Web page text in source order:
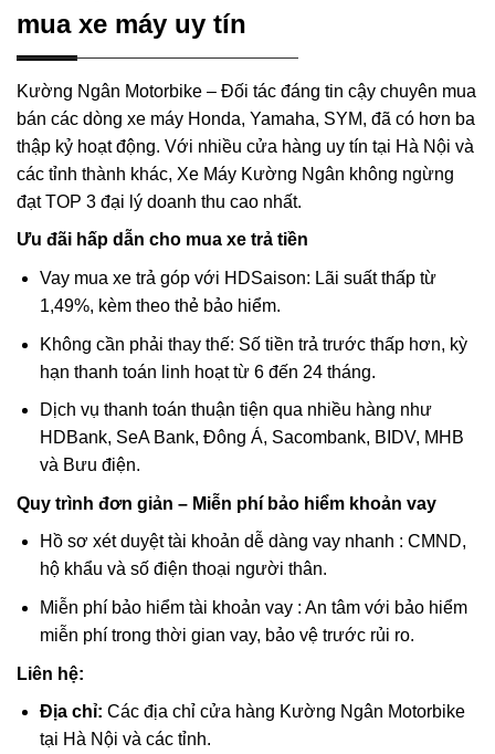
mua xe máy uy tín
Kường Ngân Motorbike – Đối tác đáng tin cậy chuyên mua
bán các dòng xe máy Honda, Yamaha, SYM, đã có hơn ba
thập kỷ hoạt động. Với nhiều cửa hàng uy tín tại Hà Nội và
các tỉnh thành khác, Xe Máy Kường Ngân không ngừng
đạt TOP 3 đại lý doanh thu cao nhất.
Ưu đãi hấp dẫn cho mua xe trả tiền
Vay mua xe trả góp với HDSaison: Lãi suất thấp từ
1,49%, kèm theo thẻ bảo hiểm.
Không cần phải thay thế: Số tiền trả trước thấp hơn, kỳ
hạn thanh toán linh hoạt từ 6 đến 24 tháng.
Dịch vụ thanh toán thuận tiện qua nhiều hàng như
HDBank, SeA Bank, Đông Á, Sacombank, BIDV, MHB
và Bưu điện.
Quy trình đơn giản – Miễn phí bảo hiểm khoản vay
Hồ sơ xét duyệt tài khoản dễ dàng vay nhanh : CMND,
hộ khẩu và số điện thoại người thân.
Miễn phí bảo hiểm tài khoản vay : An tâm với bảo hiểm
miễn phí trong thời gian vay, bảo vệ trước rủi ro.
Liên hệ:
Địa chỉ: Các địa chỉ cửa hàng Kường Ngân Motorbike
tại Hà Nội và các tỉnh.